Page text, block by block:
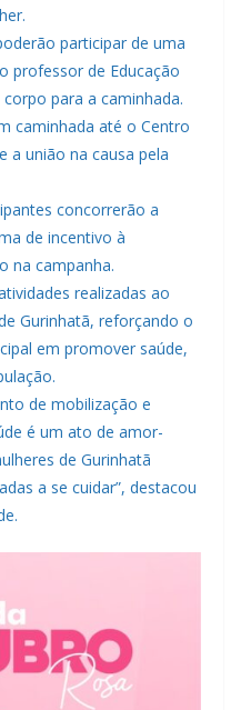
participar de uma
professor de Educação
para a caminhada.
caminhada até o Centro
a união na causa pela
concorrerão a
de incentivo à
na campanha.
realizadas ao
Gurinhatã, reforçando o
em promover saúde,
de mobilização e
é um ato de amor-
de Gurinhatã
a se cuidar”, destacou